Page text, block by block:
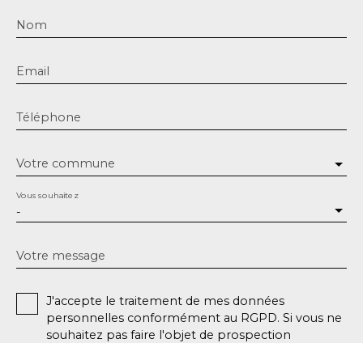
Nom
Email
Téléphone
Votre commune
-
Vous souhaitez
Votre message
J'accepte le traitement de mes données
personnelles conformément au RGPD. Si vous ne
souhaitez pas faire l'objet de prospection